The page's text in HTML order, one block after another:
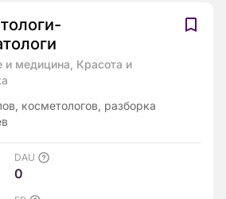
и медицина, Красота и
косметологов, разборка
DAU
0